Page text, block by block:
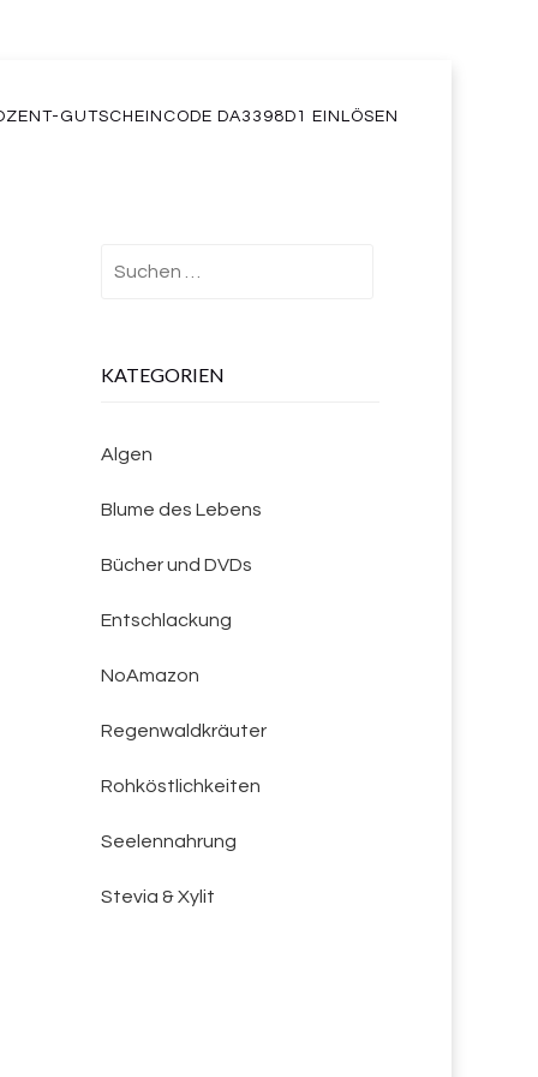
GUTSCHEINCODE DA3398D1 EINLÖSEN
KATEGORIEN
Algen
Blume des Lebens
Bücher und DVDs
Entschlackung
NoAmazon
Regenwaldkräuter
Rohköstlichkeiten
Seelennahrung
Stevia & Xylit